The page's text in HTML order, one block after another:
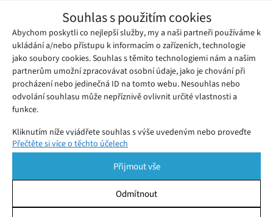
Souhlas s použitím cookies
Abychom poskytli co nejlepší služby, my a naši partneři používáme k
ukládání a/nebo přístupu k informacím o zařízeních, technologie
jako soubory cookies. Souhlas s těmito technologiemi nám a našim
partnerům umožní zpracovávat osobní údaje, jako je chování při
procházení nebo jedinečná ID na tomto webu. Nesouhlas nebo
odvolání souhlasu může nepříznivě ovlivnit určité vlastnosti a
funkce.
Kliknutím níže vyjádřete souhlas s výše uvedeným nebo proveďte
podrobnější rozhodnutí. Vaše volby budou použity pouze na tomto
pomocí přepínačů v Zásadách cookies nebo kliknutím na tlačítko
Spravovat souhlas ve spodní části obrazovky.
Přečtěte si více o těchto účelech
Přijmout vše
Odmítnout
T-Mobile oznámil podporu eSIM v
Apple Watch, a to pouze za 99 korun
měsíčně
Pondělí 14. 06. 2021 Samuel
Apple nabízí bezplatnou opravu
při nabíjení